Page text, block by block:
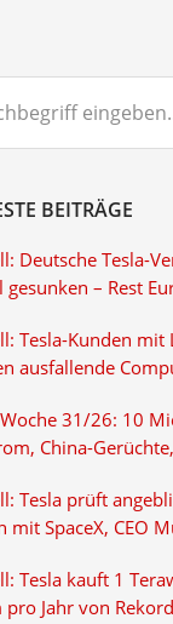
BEITRÄGE
Deutsche Tesla-
gesunken – Rest
Tesla-Kunden mit
ausfallende
31/26: 10
China-
Tesla prüft
mit SpaceX, CEO
Tesla kauft 1
pro Jahr von